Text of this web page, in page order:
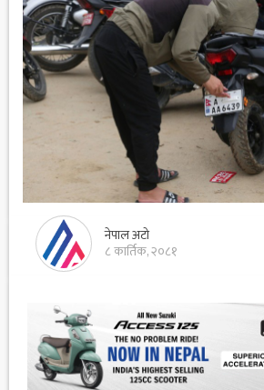
नेपाल अटो
८ कार्तिक, २०८१